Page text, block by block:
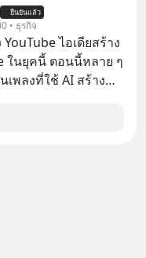
ลกไปแล้ว… พวกเขา
ติดตาม PodCast
Podcast ของผม
:
ถามว่า
ยืนยันแล้ว
• ธุรกิจ
ไอเดียสร้าง
ในยุคนี้ ตอนนี้หลาย ๆ
เพลงที่ใช้ AI สร้าง
ชื่อว่า UNHEARD